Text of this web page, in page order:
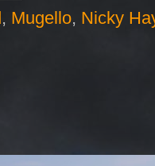
, Mugello, Nicky